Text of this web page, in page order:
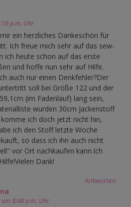
p.m. Uhr
ein herzliches Dankeschön für
Ich freue mich sehr auf das sew-
ich heute schon auf das erste
und hoffe nun sehr auf Hilfe.
auch nur einen Denkfehler?Der
soll bei Größe 122 und der
(im Fadenlauf) lang sein,
wurden 30cm Jackenstoff
ich doch jetzt nicht hin,
ich den Stoff letzte Woche
so dass ich ihn auch nicht
vor Ort nachkaufen kann.Ich
Dank!
Antworten
8:48 p.m. Uhr